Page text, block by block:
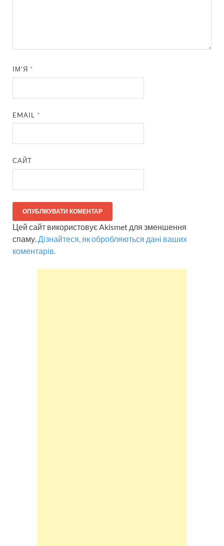
ІМ'Я *
EMAIL *
САЙТ
Цей сайт використовує Akismet для зменшення
спаму. Дізнайтеся, як обробляються дані ваших
коментарів.